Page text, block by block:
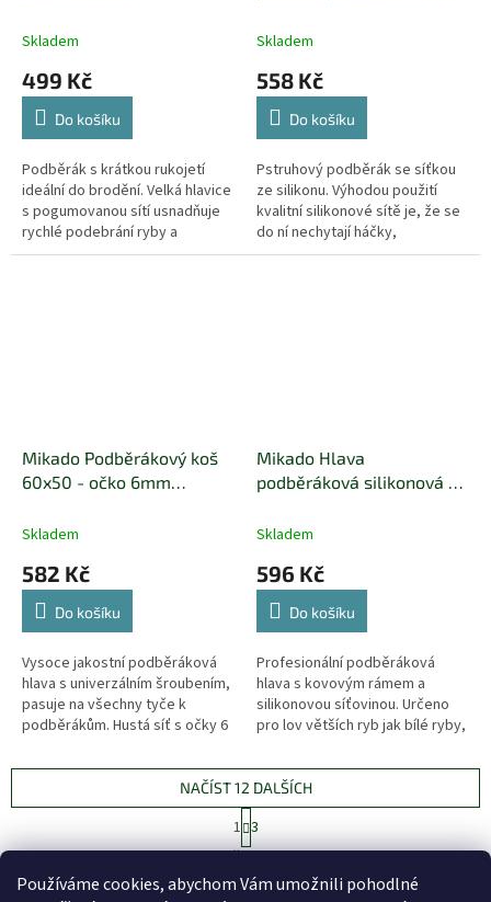
Používáme cookies, abychom Vám umožnili pohodlné
Skladem
499 Kč
Do košíku
Podběrák s krátkou rukojetí
ideální do brodění. Velká hlavice
s pogumovanou sítí usnadňuje
rychlé podebrání ryby a
konektor na rukojeti umožňuje
Skladem
558 Kč
Do košíku
Pstruhový podběrák se síťkou
ze silikonu. Výhodou použití
kvalitní silikonové sítě je, že se
do ní nechytají háčky,
nenasákává vodu, neabsorbuje
Mikado Podběrákový koš
60x50 - očko 6mm
Skladem
582 Kč
Do košíku
Vysoce jakostní podběráková
hlava s univerzálním šroubením,
pasuje na všechny tyče k
podběrákům. Hustá síť s očky 6
umístěná na rámu zlepšují...
Mikado Hlava
podběráková silikonová síť
Skladem
596 Kč
Do košíku
Profesionální podběráková
hlava s kovovým rámem a
silikonovou síťovinou. Určeno
pro lov větších ryb jak bílé ryby,
O
l
NAČÍST 12 DALŠÍCH
t
r
á
n
1 3
26položek celkem
NAHORU